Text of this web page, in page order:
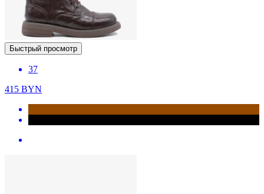
Быстрый просмотр
37
415 BYN